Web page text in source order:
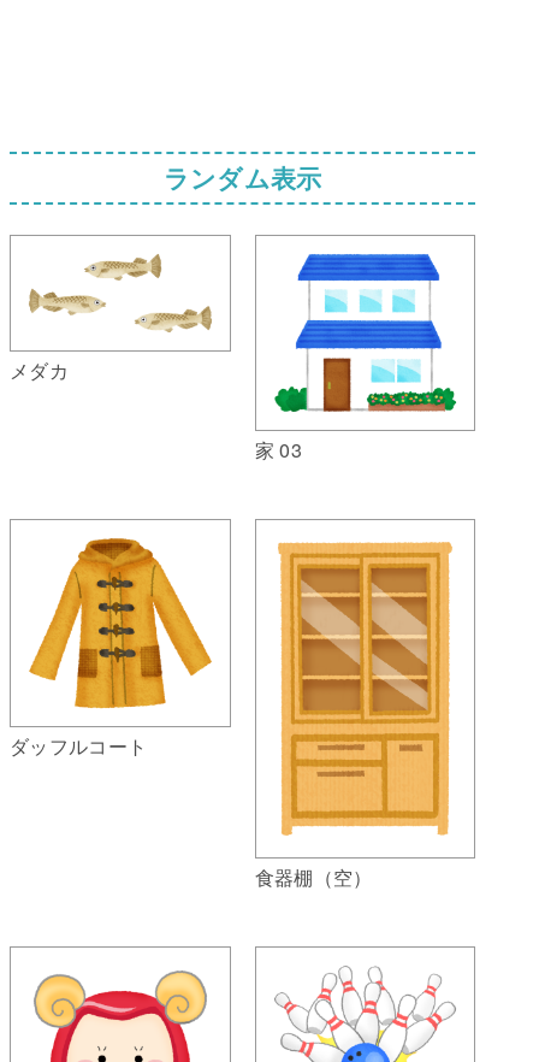
ランダム表示
メダカ
家 03
ダッフルコート
食器棚（空）